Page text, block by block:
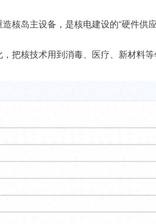
核岛主设备，是核电建设的“硬件供
把核技术用到消毒、医疗、新材料等